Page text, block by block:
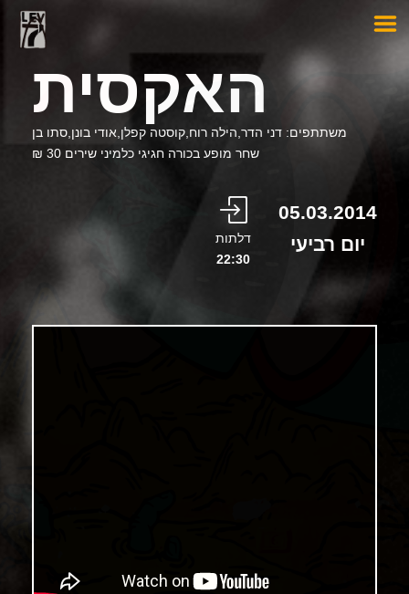
האקסית
משתתפים: דני הדר,הילה רוח,קוסטה קפלן,אודי בונן,סתו בן
שחר מופע בכורה חגיגי כלמיני שירים 30 ₪
05.03.2014
יום רביעי
דלתות
22:30